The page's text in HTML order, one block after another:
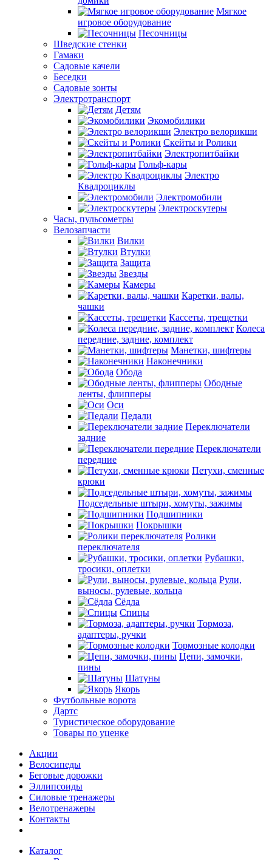
Мягкое
игровое оборудование
Песочницы
Шведские стенки
Гамаки
Садовые качели
Беседки
Садовые зонты
Электротранспорт
Детям
Экомобилики
Электро велорикши
Скейты и Ролики
Электропитбайки
Гольф-кары
Электро
Квадроциклы
Электромобили
Электроскутеры
Часы, пульсометры
Велозапчасти
Вилки
Втулки
Защита
Звезды
Камеры
Каретки, валы,
чашки
Кассеты, трещетки
Колеса
передние, задние, комплект
Манетки, шифтеры
Наконечники
Обода
Ободные
ленты, флипперы
Оси
Педали
Переключатели
задние
Переключатели
передние
Петухи, сменные
крюки
Подседельные штыри, хомуты, зажимы
Подшипники
Покрышки
Ролики
переключателя
Рубашки,
тросики, оплетки
Рули,
выносы, рулевые, кольца
Сёдла
Спицы
Тормоза,
адаптеры, ручки
Тормозные колодки
Цепи, замочки,
пины
Шатуны
Якорь
Футбольные ворота
Дартс
Туристическое оборудование
Товары по уценке
Акции
Велосипеды
Беговые дорожки
Эллипсоиды
Силовые тренажеры
Велотренажеры
Контакты
Каталог